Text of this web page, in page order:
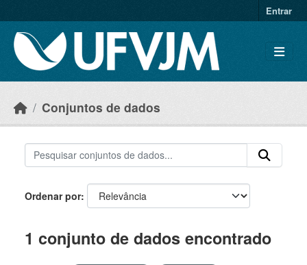
Entrar
Conjuntos de dados
Ordenar por
1 conjunto de dados encontrado